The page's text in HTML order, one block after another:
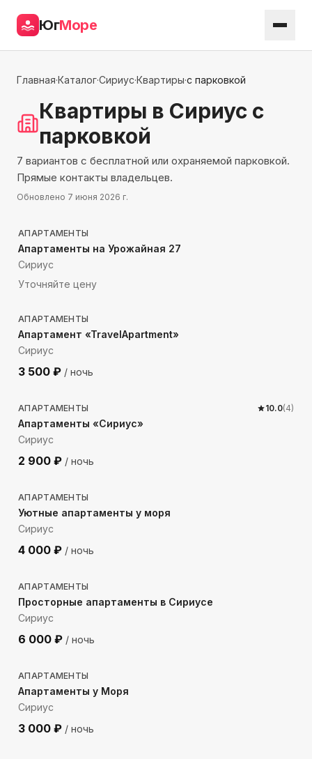
ЮгМоре
Главная·Каталог·Сириус·Квартиры·с парковкой
Квартиры в Сириус с
парковкой
7 вариантов с бесплатной или охраняемой парковкой.
Прямые контакты владельцев.
Обновлено 7 июня 2026 г.
1931 м до моря
АПАРТАМЕНТЫ
Апартаменты на Урожайная 27
Сириус
Уточняйте цену
232м до моря
АПАРТАМЕНТЫ
Апартамент «TravelApartment»
Сириус
3 500 ₽ / ночь
853м до моря
АПАРТАМЕНТЫ 10.0(4)
Апартаменты «Сириус»
Сириус
2 900 ₽ / ночь
262м до моря
АПАРТАМЕНТЫ
Уютные апартаменты у моря
Сириус
4 000 ₽ / ночь
141 м до моря
АПАРТАМЕНТЫ
Просторные апартаменты в Сириусе
Сириус
6 000 ₽ / ночь
841 м до моря
АПАРТАМЕНТЫ
Апартаменты у Моря
Сириус
3 000 ₽ / ночь
1600 м до моря